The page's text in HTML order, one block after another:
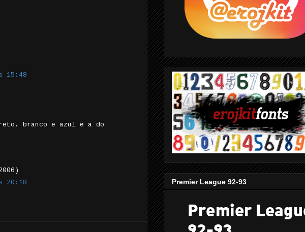
15:48
branco e azul e a do
20:18
Premier League 92-93